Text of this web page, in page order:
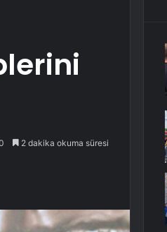
2 dakika okuma süresi